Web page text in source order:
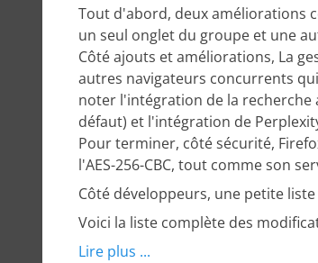
Tout d'abord, deux améliorations
un seul onglet du groupe et une
Côté ajouts et améliorations, La
autres navigateurs concurrents
noter l'intégration de la recherche
défaut) et l'intégration de
Pour terminer, côté sécurité,
l'AES-256-CBC, tout comme son
Côté développeurs, une petite
Voici la liste complète des
Lire plus ...